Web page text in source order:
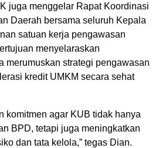
juga menggelar Rapat Koordinasi
Daerah bersama seluruh Kepala
satuan kerja pengawasan
menyelaraskan
merumuskan strategi pengawasan
kredit UMKM secara sehat
komitmen agar KUB tidak hanya
BPD, tetapi juga meningkatkan
dan tata kelola,” tegas Dian.